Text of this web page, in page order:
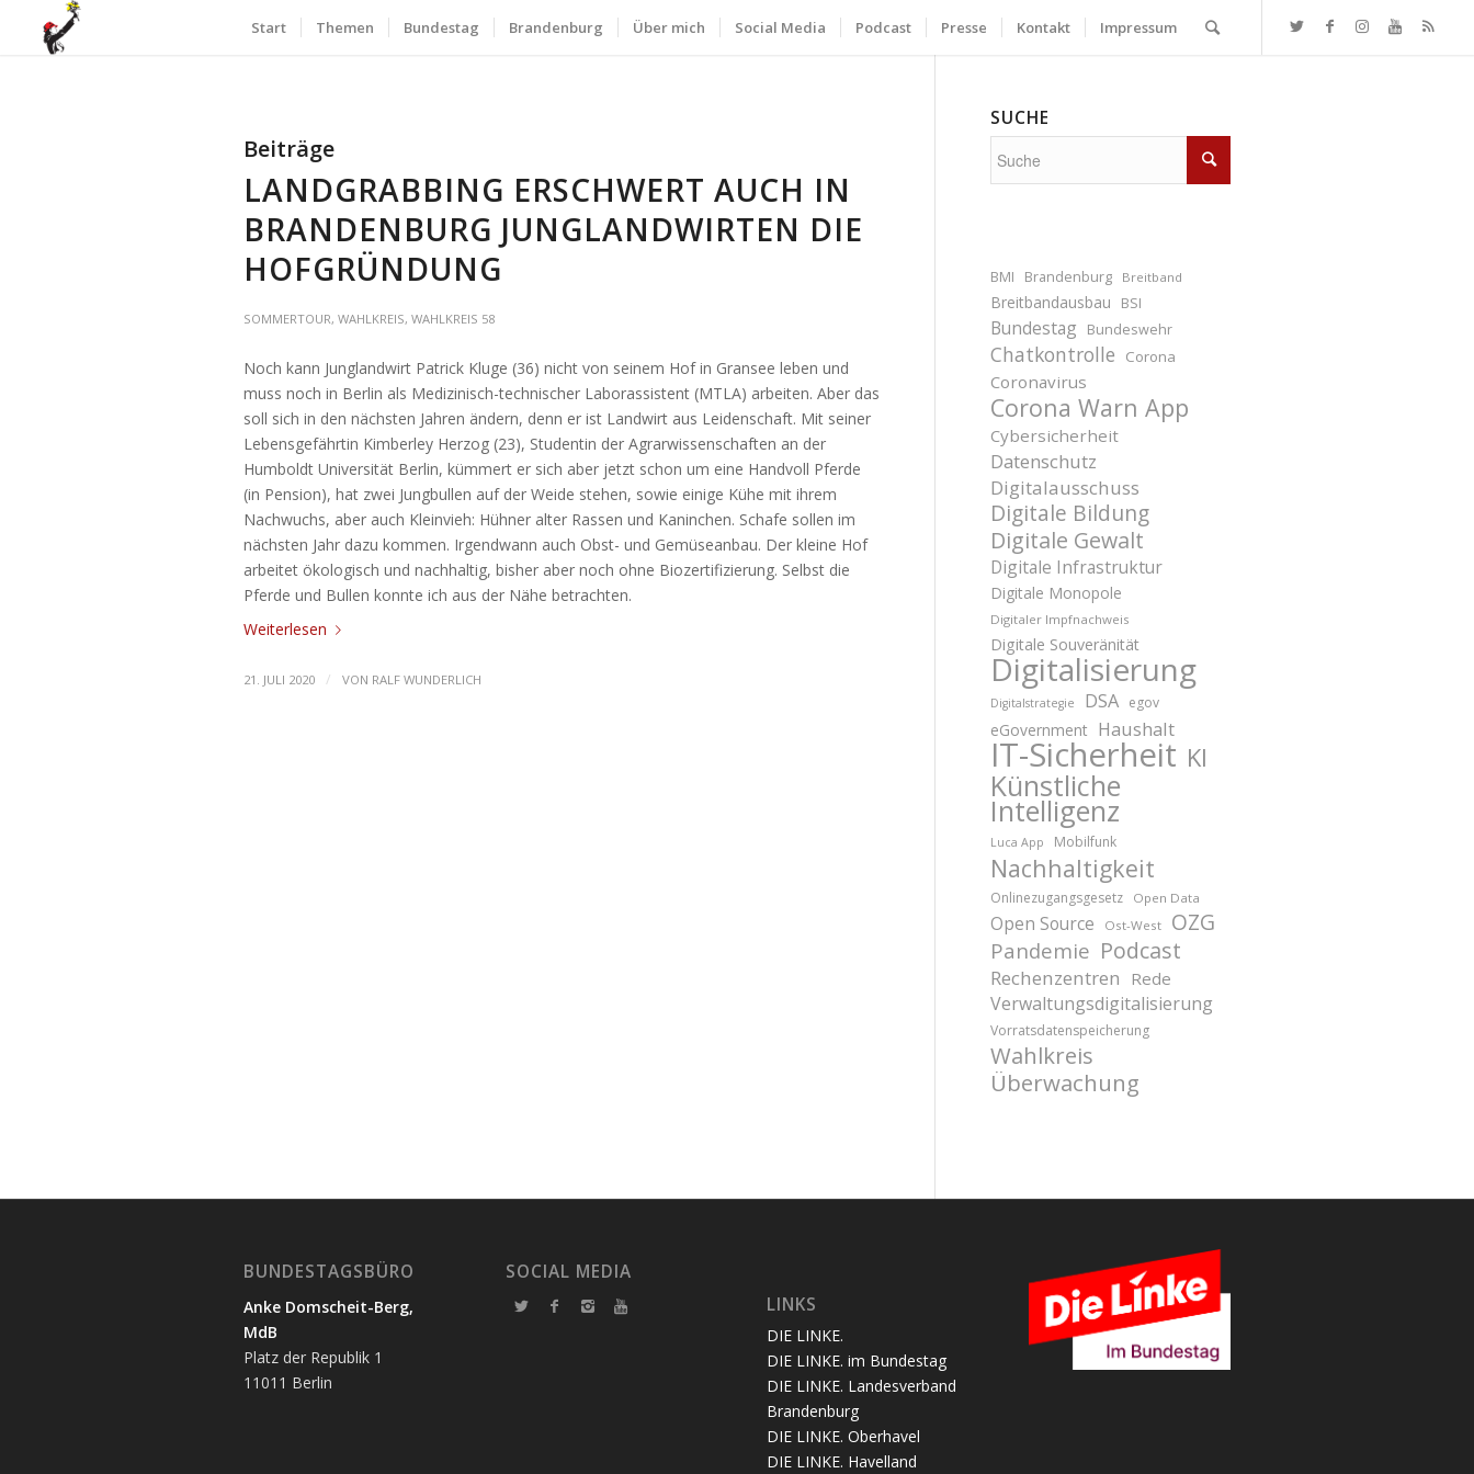
Start Themen Bundestag Brandenburg Über mich Social Media Podcast Presse Kontakt Impressum
Beiträge
LANDGRABBING ERSCHWERT AUCH IN
BRANDENBURG JUNGLANDWIRTEN DIE
HOFGRÜNDUNG
SOMMERTOUR, WAHLKREIS, WAHLKREIS 58
Noch kann Junglandwirt Patrick Kluge (36) nicht von seinem Hof in Gransee leben und
muss noch in Berlin als Medizinisch-technischer Laborassistent (MTLA) arbeiten. Aber das
soll sich in den nächsten Jahren ändern, denn er ist Landwirt aus Leidenschaft. Mit seiner
Lebensgefährtin Kimberley Herzog (23), Studentin der Agrarwissenschaften an der
Humboldt Universität Berlin, kümmert er sich aber jetzt schon um eine Handvoll Pferde
(in Pension), hat zwei Jungbullen auf der Weide stehen, sowie einige Kühe mit ihrem
Nachwuchs, aber auch Kleinvieh: Hühner alter Rassen und Kaninchen. Schafe sollen im
nächsten Jahr dazu kommen. Irgendwann auch Obst- und Gemüseanbau. Der kleine Hof
arbeitet ökologisch und nachhaltig, bisher aber noch ohne Biozertifizierung. Selbst die
Pferde und Bullen konnte ich aus der Nähe betrachten.
Weiterlesen
21. JULI 2020 / VON RALF WUNDERLICH
SUCHE
BMI Brandenburg Breitband
Breitbandausbau BSI
Bundestag Bundeswehr
Chatkontrolle Corona
Coronavirus
Corona Warn App
Cybersicherheit
Datenschutz
Digitalausschuss
Digitale Bildung
Digitale Gewalt
Digitale Infrastruktur
Digitale Monopole
Digitaler Impfnachweis
Digitale Souveränität
Digitalisierung
Digitalstrategie DSA egov
eGovernment Haushalt
IT-Sicherheit KI
Künstliche
Intelligenz
Luca App Mobilfunk
Nachhaltigkeit
Onlinezugangsgesetz Open Data
Open Source Ost-West OZG
Pandemie Podcast
Rechenzentren Rede
Verwaltungsdigitalisierung
Vorratsdatenspeicherung
Wahlkreis
Überwachung
BUNDESTAGSBÜRO
Anke Domscheit-Berg,
MdB
Platz der Republik 1
11011 Berlin
SOCIAL MEDIA
LINKS
DIE LINKE.
DIE LINKE. im Bundestag
DIE LINKE. Landesverband
Brandenburg
DIE LINKE. Oberhavel
DIE LINKE. Havelland